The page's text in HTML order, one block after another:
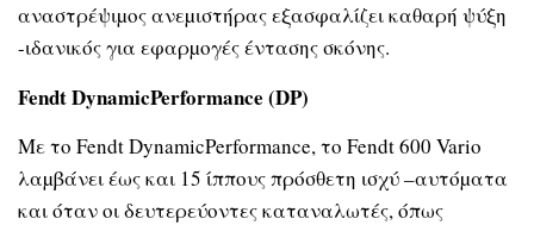
αναστρέψιµος ανεµιστήρας εξασφαλίζει καθαρή ψύξη
-ιδανικός για εφαρµογές έντασης σκόνης.
Fendt DynamicPerformance (DP)
Με το Fendt DynamicPerformance, το Fendt 600 Vario
λαµβάνει έως και 15 ίππους πρόσθετη ισχύ –αυτόµατα
και όταν οι δευτερεύοντες καταναλωτές, όπως